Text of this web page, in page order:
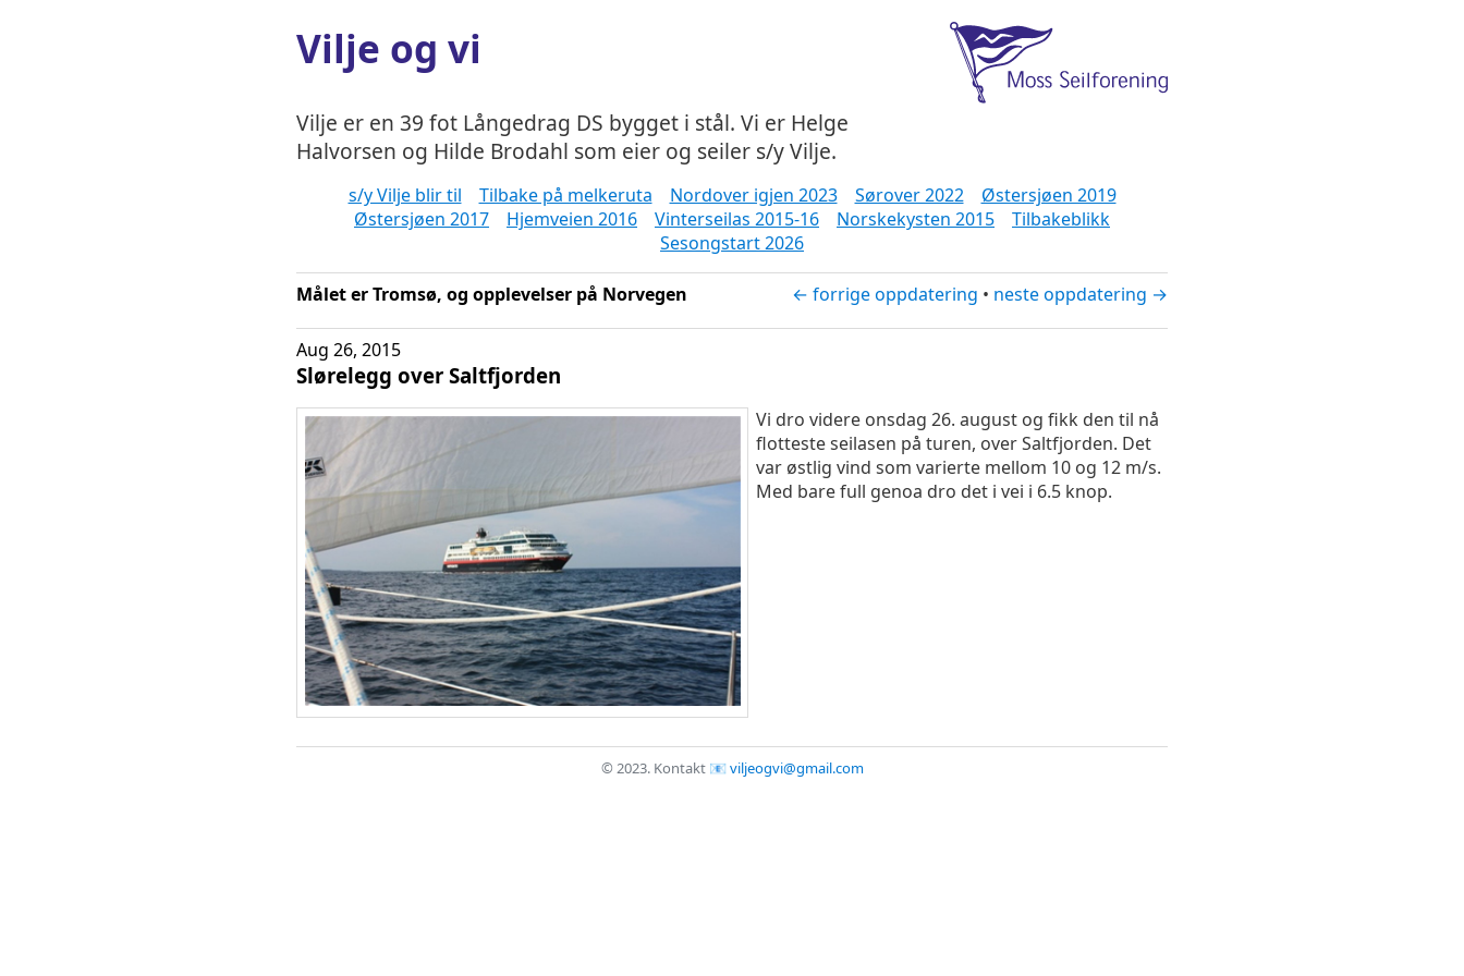
Vilje og vi
Vilje er en 39 fot Långedrag DS bygget i stål. Vi er Helge
Halvorsen og Hilde Brodahl som eier og seiler s/y Vilje.
s/y Vilje blir til Tilbake på melkeruta Nordover igjen 2023 Sørover 2022
Østersjøen 2019
Østersjøen 2017
Hjemveien 2016 Vinterseilas 2015-16 Norskekysten 2015
Tilbakeblikk
Sesongstart 2026
Målet er Tromsø, og opplevelser på Norvegen ← forrige oppdatering • neste oppdatering →
Aug 26, 2015
Slørelegg over Saltfjorden
Vi dro videre onsdag 26. august og fikk den til nå
flotteste seilasen på turen, over Saltfjorden. Det
var østlig vind som varierte mellom 10 og 12 m/s.
Med bare full genoa dro det i vei i 6.5 knop.
© 2023. Kontakt viljeogvi@gmail.com